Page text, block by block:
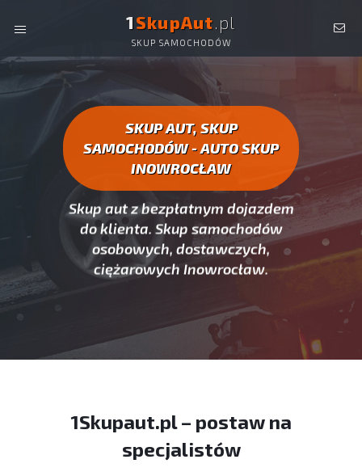
1SkupAut.pl
SKUP SAMOCHODÓW
AUTO SKUP INOWROCŁAW -
SAMOCHODÓW INOWROCŁAW
SKUP AUT, SKUP
SAMOCHODÓW - AUTO SKUP
INOWROCŁAW
Skup aut z bezpłatnym dojazdem
do klienta. Skup samochodów
osobowych, dostawczych,
ciężarowych Inowrocław.
1Skupaut.pl – postaw na
specjalistów